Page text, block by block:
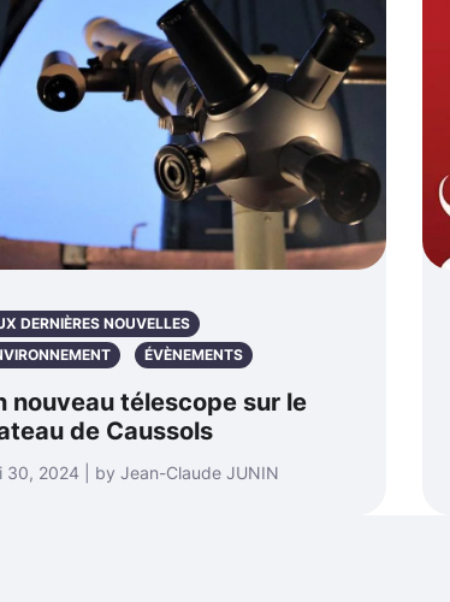
DERNIÈRES NOUVELLES
ÉVÈNEMENTS
nouveau télescope sur le
de Caussols
30, 2024 | by Jean-Claude JUNIN